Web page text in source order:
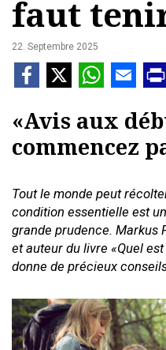
faut
22. Septembre 2025
«Avis aux
commencez
Tout le monde peut
condition essentielle est
grande prudence. Markus
et auteur du livre «Quel
donne de précieux